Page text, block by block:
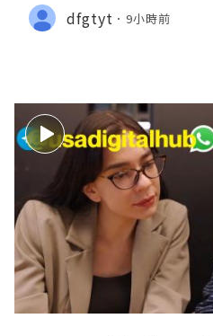
dfgtyt 9小時前